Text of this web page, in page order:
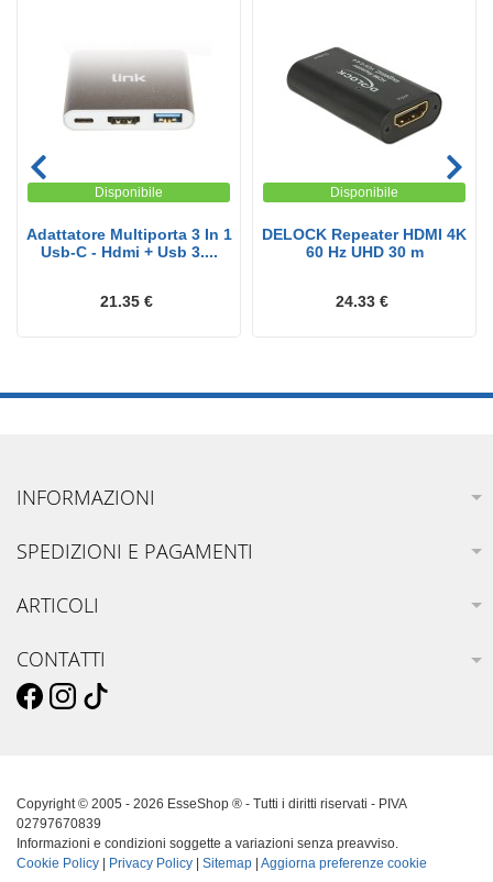
Disponibile
Adattatore Multiporta 3 In 1
Usb-C - Hdmi + Usb 3....
21.35 €
Disponibile
DELOCK Repeater HDMI 4K
60 Hz UHD 30 m
24.33 €
INFORMAZIONI
SPEDIZIONI E PAGAMENTI
ARTICOLI
CONTATTI
Copyright © 2005 - 2026 EsseShop ® - Tutti i diritti riservati - PIVA
02797670839
Informazioni e condizioni soggette a variazioni senza preavviso.
Cookie Policy
Privacy Policy Sitemap Aggiorna preferenze cookie